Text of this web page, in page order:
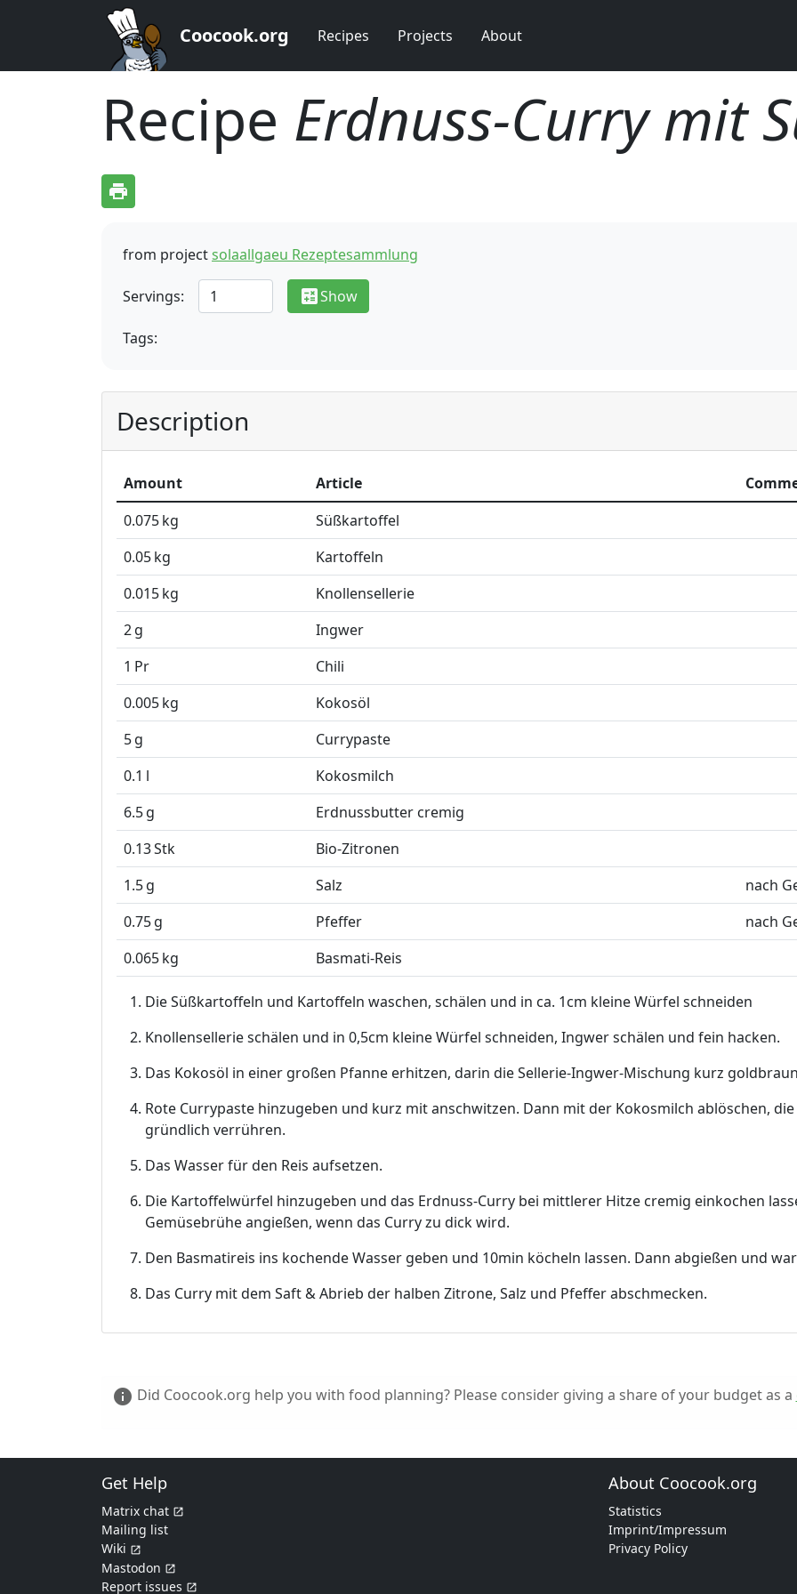
Coocook.org Recipes Projects About
Recipe Erdnuss-Curry mit
print
from projectsolaallgaeu Rezeptesammlung
Servings: calculateShow
Tags:
Description
Amount Article
0.075kg
Süßkartoffel
0.05kg
Kartoffeln
0.015kg
Knollensellerie
2g
Ingwer
1 Pr
Chili
0.005kg
Kokosöl
5g
Currypaste
0.1 l
Kokosmilch
6.5g
Erdnussbutter cremig
0.13Stk
Bio-Zitronen
1.5g Salz
nach
0.75g Pfeffer
nach
0.065kg Basmati-Reis
Die Süßkartoffeln und Kartoffeln waschen, schälen und in ca. 1cm kleine Würfel schneiden
Knollensellerie schälen und in 0,5cm kleine Würfel schneiden, Ingwer schälen und fein hacken.
Das Kokosöl in einer großen Pfanne erhitzen, darin die Sellerie-Ingwer-Mischung kurz
Rote Currypaste hinzugeben und kurz mit anschwitzen. Dann mit der Kokosmilch ablöschen,
gründlich verrühren.
Das Wasser für den Reis aufsetzen.
Die Kartoffelwürfel hinzugeben und das Erdnuss-Curry bei mittlerer Hitze cremig einkochen
Gemüsebrühe angießen, wenn das Curry zu dick wird.
Den Basmatireis ins kochende Wasser geben und 10min köcheln lassen. Dann abgießen und
Das Curry mit dem Saft & Abrieb der halben Zitrone, Salz und Pfeffer abschmecken.
info Did Coocook.org help you with food planning? Please consider giving a share of your budget as a
Get Help
Matrix chat
Mailing list
Wiki
Mastodon
Report issues
About Coocook.org
Statistics
Imprint/Impressum
Privacy Policy